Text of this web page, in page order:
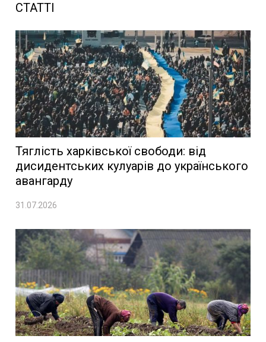
СТАТТІ
Тяглість харківської свободи: від
дисидентських кулуарів до українського
авангарду
31.07.2026